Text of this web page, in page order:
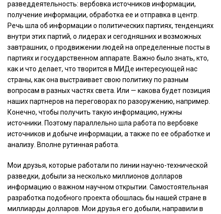
разведдеятельность: вербовка источников информации,
получение информации, обработка ее и отправка в центр.
Речь шла об информации о политических партиях, тенденциях
внутри этих партий, о лидерах и сегодняшних и возможных
завтрашних, о продвижении людей на определенные посты в
партиях и государственном аппарате. Важно было знать, кто,
как и что делает, что творится в МИДе интересующей нас
страны, как она выстраивает свою политику по разным
вопросам в разных частях света. Или — какова будет позиция
наших партнеров на переговорах по разоружению, например.
Конечно, чтобы получить такую информацию, нужны
источники. Поэтому параллельно шла работа по вербовке
источников и добыче информации, а также по ее обработке и
анализу. Вполне рутинная работа.
Мои друзья, которые работали по линии научно-технической
разведки, добыли за несколько миллионов долларов
информацию о важном научном открытии. Самостоятельная
разработка подобного проекта обошлась бы нашей стране в
миллиарды долларов. Мои друзья его добыли, направили в